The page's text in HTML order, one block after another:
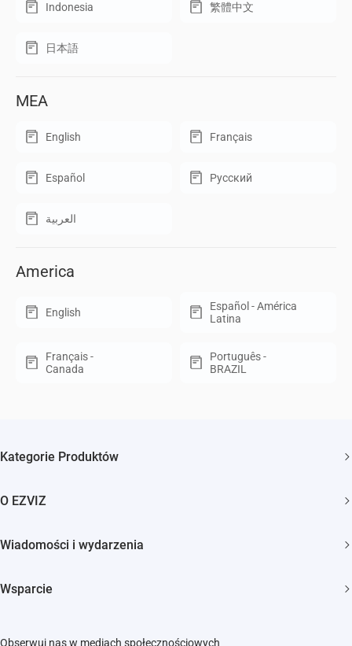
Indonesia 繁體中文
日本語
MEA
English Français
Español Русский
العربية
America
English
Español - América
Latina
Français -
Canada
Português -
BRAZIL
Kategorie Produktów
O EZVIZ
Trust Center
EZVIZ CSR
Wiadomości i wydarzenia
Wsparcie
Obserwuj nas w mediach społecznościowych